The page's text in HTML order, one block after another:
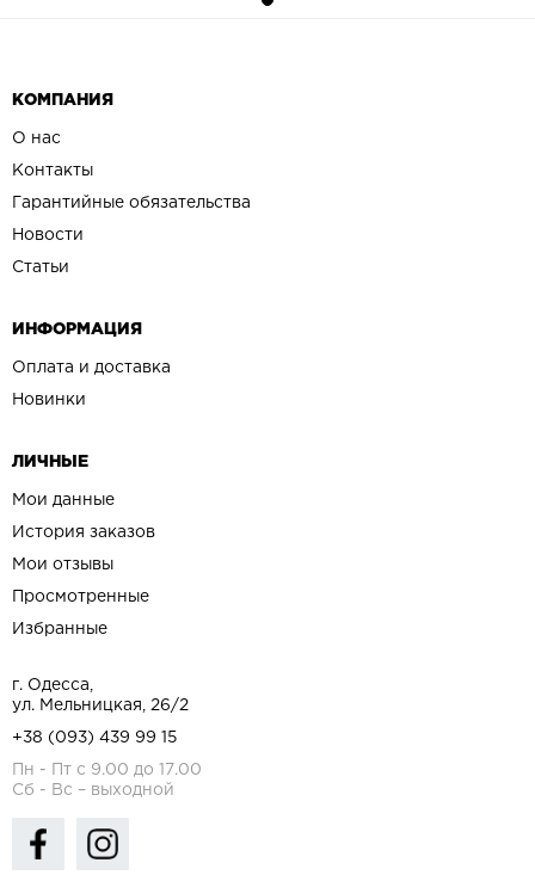
КОМПАНИЯ
О нас
Контакты
Гарантийные обязательства
Новости
Статьи
ИНФОРМАЦИЯ
Оплата и доставка
Новинки
ЛИЧНЫЕ
Мои данные
История заказов
Мои отзывы
Просмотренные
Избранные
г. Одесса,
ул. Мельницкая, 26/2
+38 (093) 439 99 15
Пн - Пт с 9.00 до 17.00
Сб - Вс – выходной